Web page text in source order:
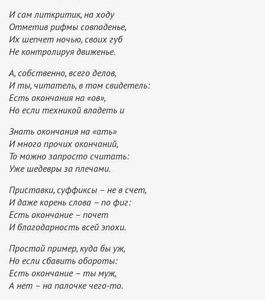
И сам литкритик, на ходу
Отметив рифмы совпаденье,
Их шепчет ночью, своих губ
Не контролируя движенье.
А, собственно, всего делов,
И ты, читатель, в том свидетель:
Есть окончания на «ов»,
Но если техникой владеть и
Знать окончания на «ать»
И много прочих окончаний,
То можно запросто считать:
Уже шедевры за плечами.
Приставки, суффиксы – не в счет,
И даже корень слова – по фиг:
Есть окончание – почет
И благодарность всей эпохи.
Простой пример, куда бы уж,
Но если сбавить обороты:
Есть окончание – ты муж,
А нет – на палочке чего-то.